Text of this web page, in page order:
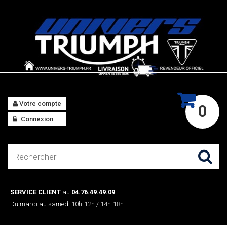
0
Votre compte
Connexion
SERVICE CLIENT au 04.76.49.49.09
Du mardi au samedi 10h-12h / 14h-18h